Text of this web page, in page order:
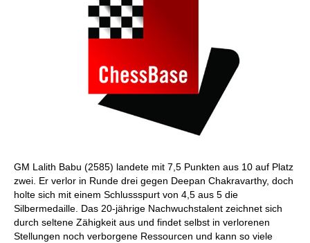
GM Lalith Babu (2585) landete mit 7,5 Punkten aus 10 auf Platz
zwei. Er verlor in Runde drei gegen Deepan Chakravarthy, doch
holte sich mit einem Schlussspurt von 4,5 aus 5 die
Silbermedaille. Das 20-jährige Nachwuchstalent zeichnet sich
durch seltene Zähigkeit aus und findet selbst in verlorenen
Stellungen noch verborgene Ressourcen und kann so viele